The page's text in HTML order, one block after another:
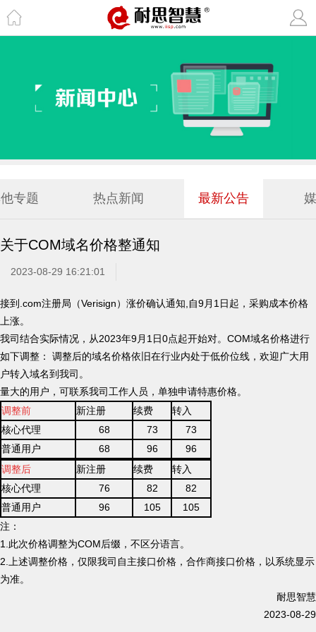
专题 热点新闻 最新公告
关于COM域名价格整通知
2023-08-29 16:21:01
接到.com注册局（Verisign）涨价确认通知,自9月1日起，采购成本价格
上涨。
我司结合实际情况，从2023年9月1日0点起开始对。COM域名价格进行
如下调整： 调整后的域名价格依旧在行业内处于低价位线，欢迎广大用
户转入域名到我司。
量大的用户，可联系我司工作人员，单独申请特惠价格。
调整前
新注册 续费
转入
核心代理
68 73
73
普通用户
68 96
96
调整后
新注册 续费
转入
核心代理
76 82
82
普通用户
96 105
105
注：
1.此次价格调整为COM后缀，不区分语言。
2.上述调整价格，仅限我司自主接口价格，合作商接口价格，以系统显示
为准。
耐思智慧
2023-08-29